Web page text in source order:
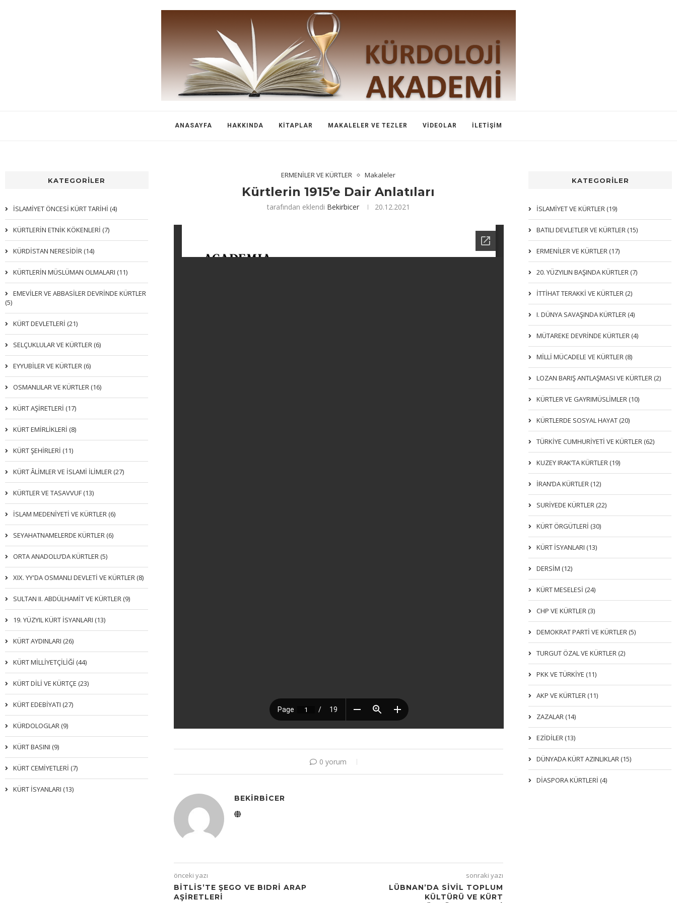
ANASAYFA HAKKINDA KITAPLAR MAKALELER VE TEZLER VIDEOLAR İLETIŞIM
ERMENİLER VE KÜRTLER Makaleler
Kürtlerin 1915’e Dair Anlatıları
tarafından eklendi Bekirbicer 20.12.2021
0 yorum
BEKIRBICER
önceki yazı
BITLIS’TE ŞEGO VE BIDRI ARAP
AŞIRETLERI
sonraki yazı
LÜBNAN’DA SİVİL TOPLUM
KÜLTÜRÜ VE KÜRT
KATEGORİLER
İSLAMIYET VE KÜRTLER (19)
BATILI DEVLETLER VE KÜRTLER (15)
ERMENİLER VE KÜRTLER (17)
20. YÜZYILIN BAŞINDA KÜRTLER (7)
İTTIHAT TERAKKI VE KÜRTLER (2)
I. DÜNYA SAVAŞINDA KÜRTLER (4)
MÜTAREKE DEVRİNDE KÜRTLER (4)
MİLLİ MÜCADELE VE KÜRTLER (8)
LOZAN BARIŞ ANTLAŞMASI VE KÜRTLER (2)
KÜRTLER VE GAYRIMÜSLIMLER (10)
KÜRTLERDE SOSYAL HAYAT (20)
TÜRKİYE CUMHURİYETİ VE KÜRTLER (62)
KUZEY IRAK’TA KÜRTLER (19)
İRAN’DA KÜRTLER (12)
SURİYEDE KÜRTLER (22)
KÜRT ÖRGÜTLERİ (30)
KÜRT İSYANLARI (13)
DERSIM (12)
KÜRT MESELESİ (24)
CHP VE KÜRTLER (3)
DEMOKRAT PARTI VE KÜRTLER (5)
TURGUT ÖZAL VE KÜRTLER (2)
PKK VE TÜRKIYE (11)
AKP VE KÜRTLER (11)
ZAZALAR (14)
EZIDILER (13)
DÜNYADA KÜRT AZINLIKLAR (15)
DİASPORA KÜRTLERİ (4)
KATEGORİLER
İSLAMİYET ÖNCESİ KÜRT TARİHİ (4)
KÜRTLERIN ETNIK KÖKENLERI (7)
KÜRDİSTAN NERESİDİR (14)
KÜRTLERİN MÜSLÜMAN OLMALARI (11)
EMEVİLER VE ABBASİLER DEVRİNDE KÜRTLER
(5)
KÜRT DEVLETLERİ (21)
SELÇUKLULAR VE KÜRTLER (6)
EYYUBİLER VE KÜRTLER (6)
OSMANLILAR VE KÜRTLER (16)
KÜRT AŞİRETLERİ (17)
KÜRT EMİRLİKLERİ (8)
KÜRT ŞEHİRLERİ (11)
KÜRT ÂLİMLER VE İSLAMİ İLİMLER (27)
KÜRTLER VE TASAVVUF (13)
İSLAM MEDENİYETİ VE KÜRTLER (6)
SEYAHATNAMELERDE KÜRTLER (6)
ORTA ANADOLU’DA KÜRTLER (5)
XIX. YY'DA OSMANLI DEVLETI VE KÜRTLER (8)
SULTAN II. ABDÜLHAMİT VE KÜRTLER (9)
19. YÜZYIL KÜRT İSYANLARI (13)
KÜRT AYDINLARI (26)
KÜRT MİLLİYETÇİLİĞİ (44)
KÜRT DİLİ VE KÜRTÇE (23)
KÜRT EDEBİYATI (27)
KÜRDOLOGLAR (9)
KÜRT BASINI (9)
KÜRT CEMİYETLERİ (7)
KÜRT İSYANLARI (13)